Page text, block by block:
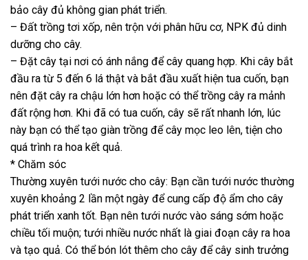
bảo cây đủ không gian phát triển.
– Đất trồng tơi xốp, nên trộn với phân hữu cơ, NPK đủ dinh
dưỡng cho cây.
– Đặt cây tại nơi có ánh nắng để cây quang hợp. Khi cây bắt
đầu ra từ 5 đến 6 lá thật và bắt đầu xuất hiện tua cuốn, bạn
nên đặt cây ra chậu lớn hơn hoặc có thể trồng cây ra mảnh
đất rộng hơn. Khi đã có tua cuốn, cây sẽ rất nhanh lớn, lúc
này bạn có thể tạo giàn trồng để cây mọc leo lên, tiện cho
quá trình ra hoa kết quả.
* Chăm sóc
Thường xuyên tưới nước cho cây: Bạn cần tưới nước thường
xuyên khoảng 2 lần một ngày để cung cấp độ ẩm cho cây
phát triển xanh tốt. Bạn nên tưới nước vào sáng sớm hoặc
chiều tối muộn; tưới nhiều nước nhất là giai đoạn cây ra hoa
và tạo quả. Có thể bón lót thêm cho cây để cây sinh trưởng